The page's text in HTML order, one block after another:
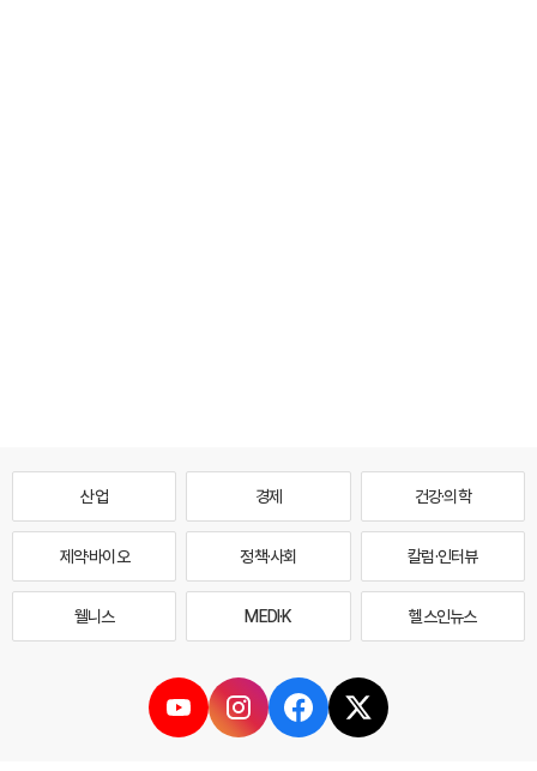
산업 경제 건강·의학
제약·바이오 정책·사회 칼럼·인터뷰
웰니스 MEDI·K 헬스인뉴스